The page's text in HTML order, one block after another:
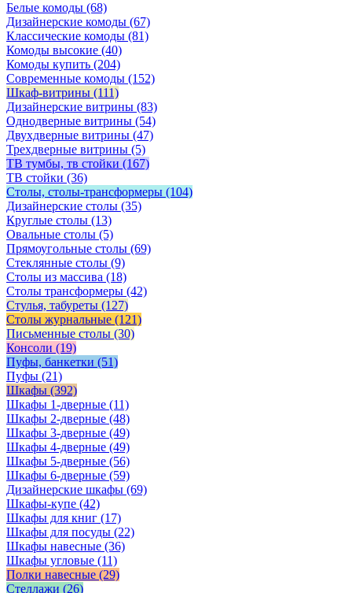
Белые комоды (68)
Дизайнерские комоды (67)
Классические комоды (81)
Комоды высокие (40)
Комоды купить (204)
Современные комоды (152)
Шкаф-витрины (111)
Дизайнерские витрины (83)
Однодверные витрины (54)
Двухдверные витрины (47)
Трехдверные витрины (5)
ТВ тумбы, тв стойки (167)
ТВ стойки (36)
Столы, столы-трансформеры (104)
Дизайнерские столы (35)
Круглые столы (13)
Овальные столы (5)
Прямоугольные столы (69)
Стеклянные столы (9)
Столы из массива (18)
Столы трансформеры (42)
Стулья, табуреты (127)
Столы журнальные (121)
Письменные столы (30)
Консоли (19)
Пуфы, банкетки (51)
Пуфы (21)
Шкафы (392)
Шкафы 1-дверные (11)
Шкафы 2-дверные (48)
Шкафы 3-дверные (49)
Шкафы 4-дверные (49)
Шкафы 5-дверные (56)
Шкафы 6-дверные (59)
Дизайнерские шкафы (69)
Шкафы-купе (42)
Шкафы для книг (17)
Шкафы для посуды (22)
Шкафы навесные (36)
Шкафы угловые (11)
Полки навесные (29)
Стеллажи (26)